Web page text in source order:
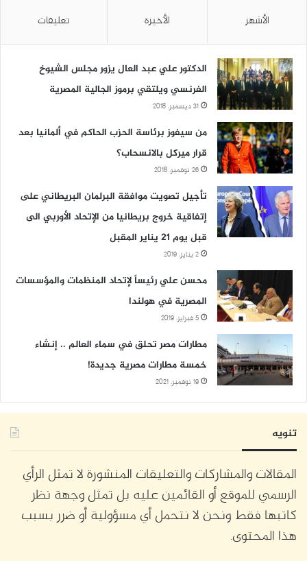
الأشهر الأخيرة تعليقات
الدكتور علي عبد العال يزور مجلس الشيوخ
الفرنسي ويلتقي برموز الجالية المصرية
31 ديسمبر، 2018
من سيفوز برئاسة الحزب الحاكم في ألمانيا بعد
قرار ميركل بالانسحاب؟
26 نوفمبر، 2018
تأجيل تصويت موافقة البرلمان البريطاني على
إتفاقية خروج بريطانيا من الإتحاد الأوربي الى
قبل يوم 21 يناير المقبل
2 يناير، 2019
محسن علي رئيساً لإتحاد المنظمات والمؤسسات
المصرية في هولندا
5 فبراير، 2019
مطارات مصر تحلق في سماء العالم .. إنشاء
خمسة مطارات مصرية جديدة!
19 نوفمبر، 2021
تنويه
المقالات والمشاركات والتعليقات المنشورة لا تمثل الرأي
الرسمي للموقع أو القائمين عليه بل تمثل وجهة نظر
كاتبها فقط ونحن لا نتحمل أي مسؤولية أو ضرر بسبب
هذا المحتوى.